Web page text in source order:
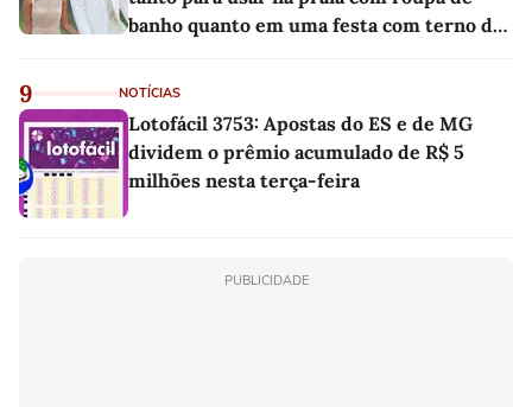
banho quanto em uma festa com terno de
9 NOTÍCIAS
Lotofácil 3753: Apostas do ES e de MG
dividem o prêmio acumulado de R$ 5
milhões nesta terça-feira
PUBLICIDADE